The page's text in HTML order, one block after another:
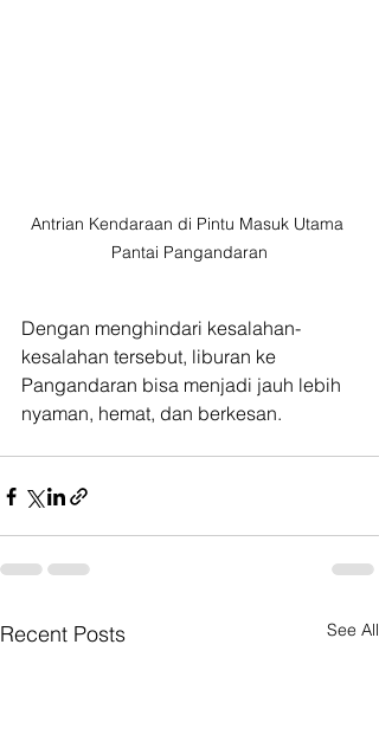
Antrian Kendaraan di Pintu Masuk Utama
Pantai Pangandaran
Dengan menghindari kesalahan-
kesalahan tersebut, liburan ke
Pangandaran bisa menjadi jauh lebih
nyaman, hemat, dan berkesan.
Recent Posts See All